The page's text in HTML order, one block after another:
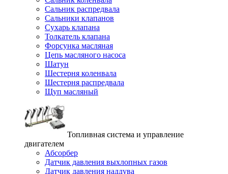
Сальник распредвала
Сальники клапанов
Сухарь клапана
Толкатель клапана
Форсунка масляная
Цепь масляного насоса
Шатун
Шестерня коленвала
Шестерня распредвала
Щуп масляный
Топливная система и управление
двигателем
Абсорбер
Датчик давления выхлопных газов
Датчик давления наддува